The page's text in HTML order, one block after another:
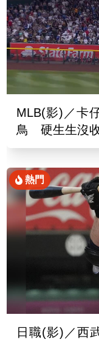
MLB(影)／卡
鳥 硬生生沒
熱門
日職(影)／西